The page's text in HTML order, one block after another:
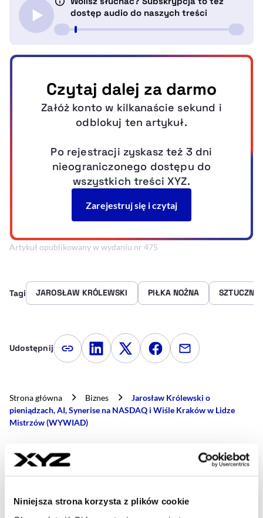
Niniejsza strona korzysta z plików cookie
Artykuł opublikowany w wydaniu nr 475
Tagi JAROSŁAW KRÓLEWSKI PIŁKA NOŻNA SZTUCZNA
Udostępnij Kopiuj link artykułu
Udostępnij na LinkedIn
Udostępnij na Twitterze
Udostępnij na
Udostępnij
Strona główna Biznes
Jarosław Królewski o
pieniądzach, AI, Synerise na NASDAQ i Wiśle Kraków w Lidze
Mistrzów (WYWIAD)
Jestem założycielem XYZ, dziennikarzem